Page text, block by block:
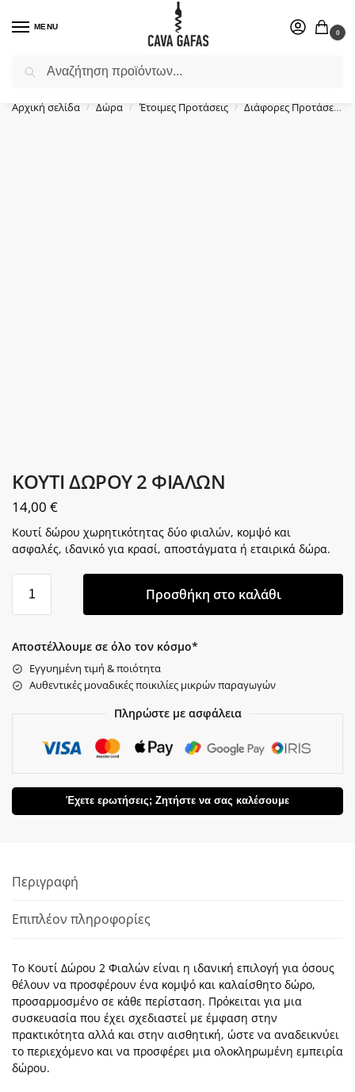
MENU
0
Επιλέξτε ένα δώρο για το αγαπημένο σας πρόσωπο.
Αρχική σελίδα / Δώρα / Έτοιμες Προτάσεις / Διάφορες Προτάσεις
ΚΟΥΤΙ ΔΩΡΟΥ 2 ΦΙΑΛΩΝ
14,00 €
Κουτί δώρου χωρητικότητας δύο φιαλών, κομψό και
ασφαλές, ιδανικό για κρασί, αποστάγματα ή εταιρικά δώρα.
Προσθήκη στο καλάθι
Αποστέλλουμε σε όλο τον κόσμο*
Εγγυημένη τιμή & ποιότητα
Αυθεντικές μοναδικές ποικιλίες μικρών παραγωγών
Πληρώστε με ασφάλεια
Έχετε ερωτήσεις; Ζητήστε να σας καλέσουμε
Περιγραφή
Επιπλέον πληροφορίες
Το Κουτί Δώρου 2 Φιαλών είναι η ιδανική επιλογή για όσους
θέλουν να προσφέρουν ένα κομψό και καλαίσθητο δώρο,
προσαρμοσμένο σε κάθε περίσταση. Πρόκειται για μια
συσκευασία που έχει σχεδιαστεί με έμφαση στην
πρακτικότητα αλλά και στην αισθητική, ώστε να αναδεικνύει
το περιεχόμενο και να προσφέρει μια ολοκληρωμένη εμπειρία
δώρου.